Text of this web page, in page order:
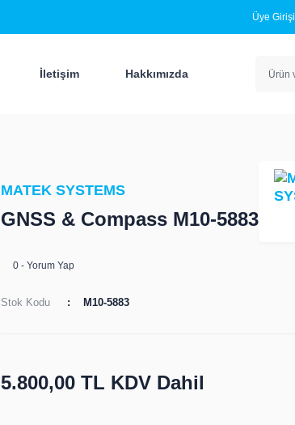
Üye Girişi
İletişim Hakkımızda
MATEK SYSTEMS
GNSS & Compass M10-5883
0 - Yorum Yap
Stok Kodu M10-5883
5.800,00 TL KDV Dahil